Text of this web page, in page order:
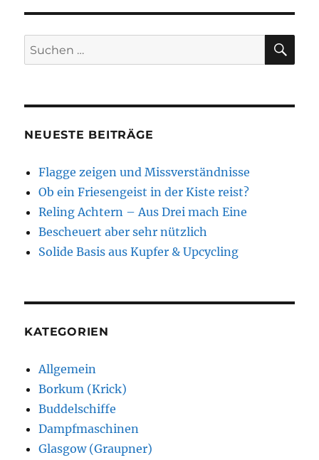
Suchen
nach:
NEUESTE BEITRÄGE
Flagge zeigen und Missverständnisse
Ob ein Friesengeist in der Kiste reist?
Reling Achtern – Aus Drei mach Eine
Bescheuert aber sehr nützlich
Solide Basis aus Kupfer & Upcycling
KATEGORIEN
Allgemein
Borkum (Krick)
Buddelschiffe
Dampfmaschinen
Glasgow (Graupner)